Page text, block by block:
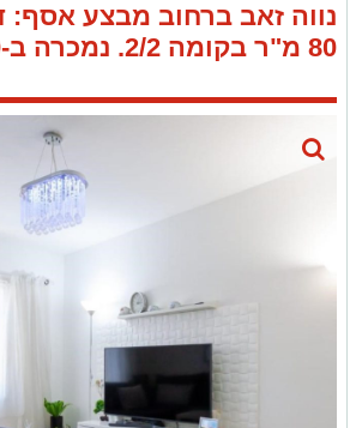
נווה זאב ברחוב מבצע אסף:
80 מ"ר בקומה 2/2.
נמכרה ב-815,000 ש"ח.